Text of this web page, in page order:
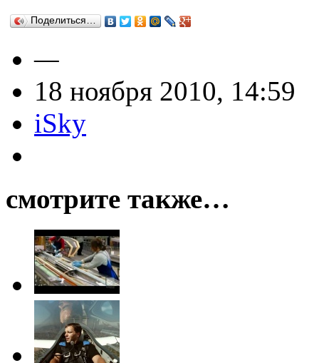
Поделиться…
—
18 ноября 2010, 14:59
iSky
смотрите также…